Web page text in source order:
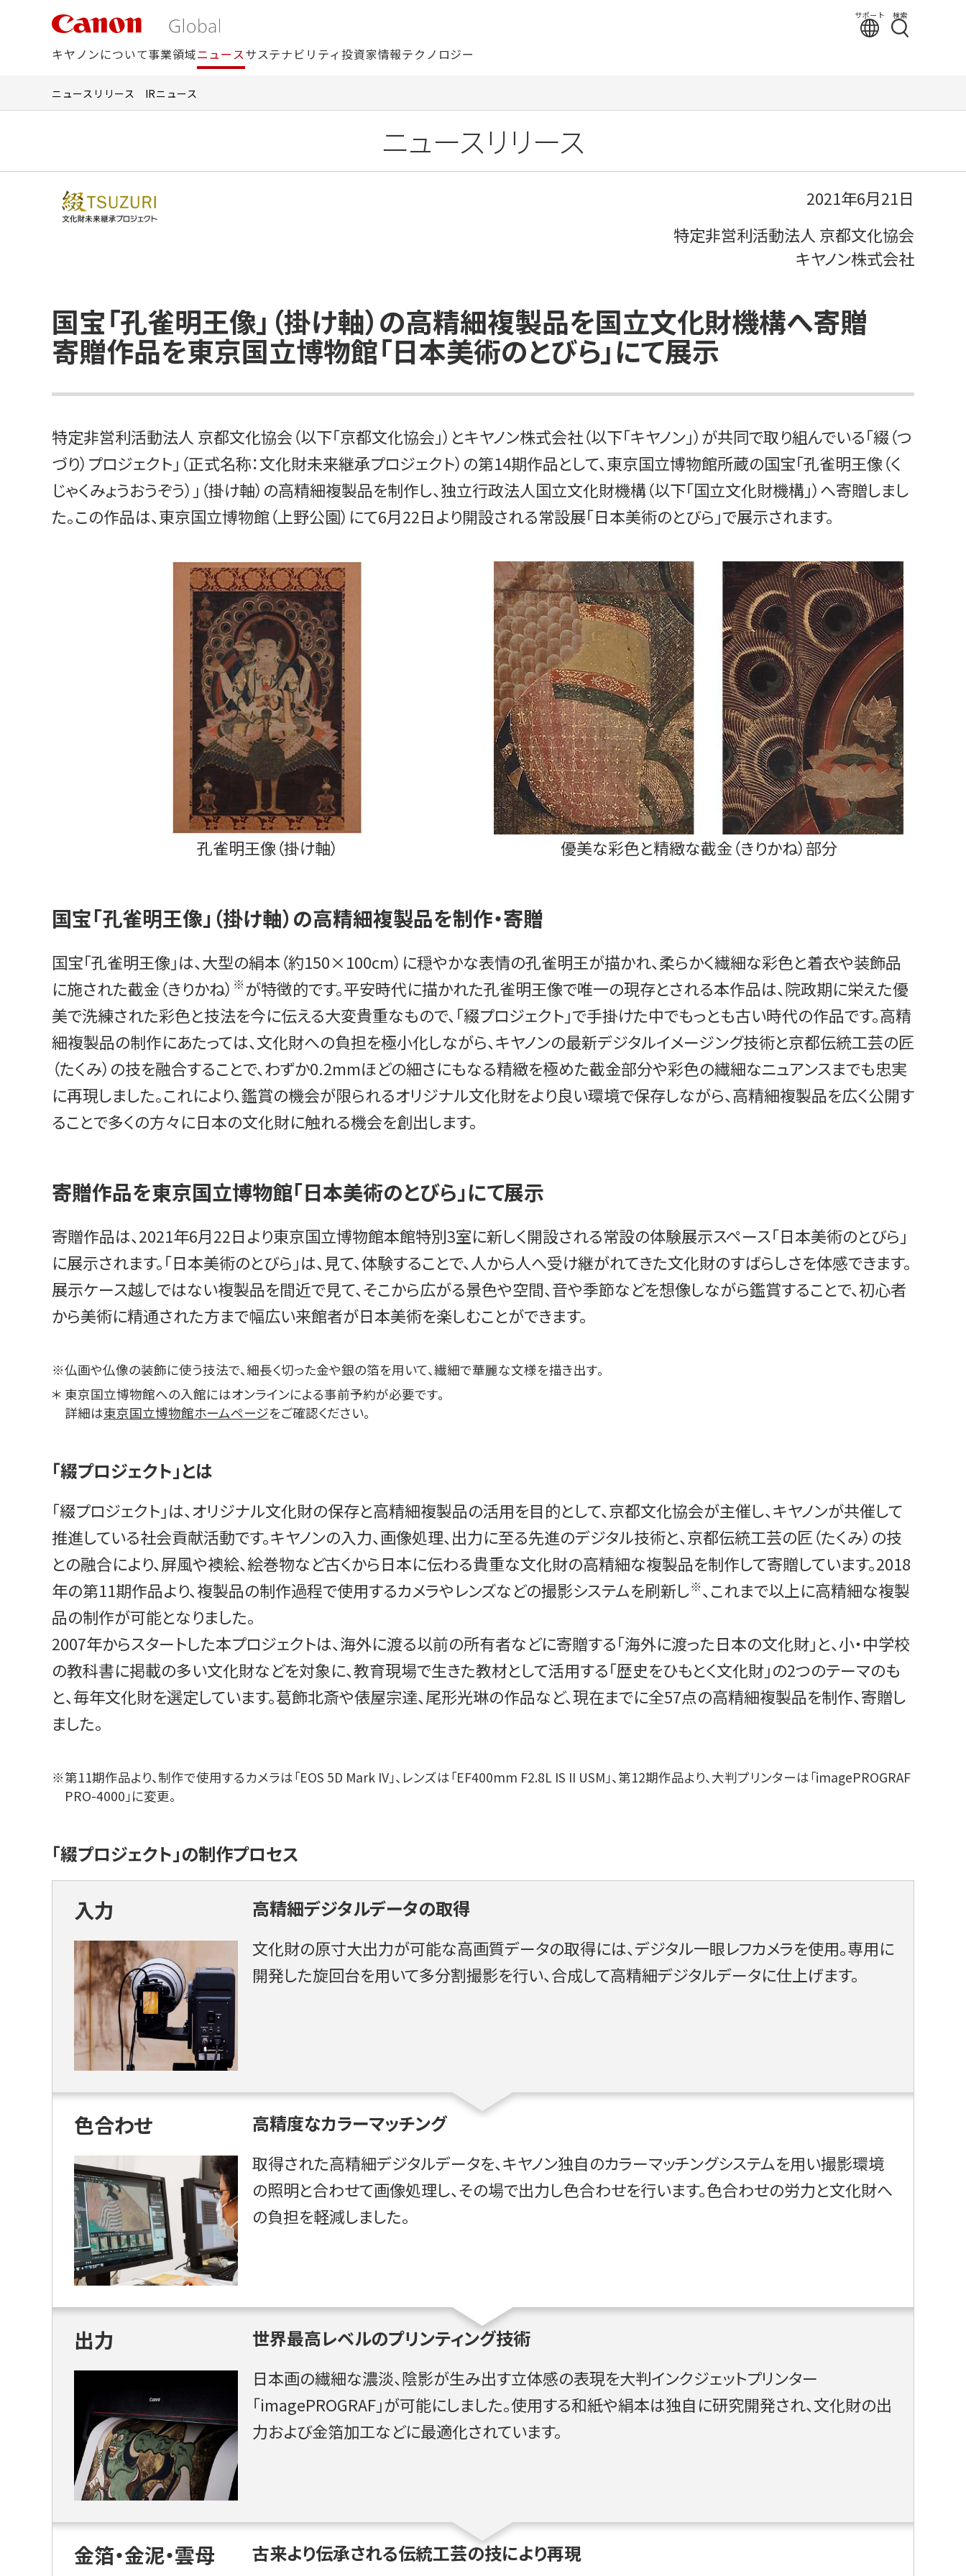
本
サポート 検索
キヤノンについて事業領域ニュースサステナビリティ投資家情報テクノロジー
ニュースリリース IRニュース
ニュースリリース
2021年6月21日
特定非営利活動法人 京都文化協会
キヤノン株式会社
国宝「孔雀明王像」（掛け軸）の高精細複製品を国立文化財機構へ寄贈
寄贈作品を東京国立博物館「日本美術のとびら」にて展示
特定非営利活動法人 京都文化協会（以下「京都文化協会」）とキヤノン株式会社（以下「キヤノン」）が共同で取り組んでいる「綴（つ
づり）プロジェクト」（正式名称：文化財未来継承プロジェクト）の第14期作品として、東京国立博物館所蔵の国宝「孔雀明王像（く
じゃくみょうおうぞう）」（掛け軸）の高精細複製品を制作し、独立行政法人国立文化財機構（以下「国立文化財機構」）へ寄贈しまし
た。この作品は、東京国立博物館（上野公園）にて6月22日より開設される常設展「日本美術のとびら」で展示されます。
孔雀明王像（掛け軸） 優美な彩色と精緻な截金（きりかね）部分
国宝「孔雀明王像」（掛け軸）の高精細複製品を制作・寄贈
国宝「孔雀明王像」は、大型の絹本（約150×100cm）に穏やかな表情の孔雀明王が描かれ、柔らかく繊細な彩色と着衣や装飾品
に施された截金（きりかね） ※が特徴的です。平安時代に描かれた孔雀明王像で唯一の現存とされる本作品は、院政期に栄えた優
美で洗練された彩色と技法を今に伝える大変貴重なもので、「綴プロジェクト」で手掛けた中でもっとも古い時代の作品です。高精
細複製品の制作にあたっては、文化財への負担を極小化しながら、キヤノンの最新デジタルイメージング技術と京都伝統工芸の匠
（たくみ）の技を融合することで、わずか0.2mmほどの細さにもなる精緻を極めた截金部分や彩色の繊細なニュアンスまでも忠実
に再現しました。これにより、鑑賞の機会が限られるオリジナル文化財をより良い環境で保存しながら、高精細複製品を広く公開す
ることで多くの方々に日本の文化財に触れる機会を創出します。
寄贈作品を東京国立博物館「日本美術のとびら」にて展示
寄贈作品は、2021年6月22日より東京国立博物館本館特別3室に新しく開設される常設の体験展示スペース「日本美術のとびら」
に展示されます。「日本美術のとびら」は、見て、体験することで、人から人へ受け継がれてきた文化財のすばらしさを体感できます。
展示ケース越しではない複製品を間近で見て、そこから広がる景色や空間、音や季節などを想像しながら鑑賞することで、初心者
から美術に精通された方まで幅広い来館者が日本美術を楽しむことができます。
※仏画や仏像の装飾に使う技法で、細長く切った金や銀の箔を用いて、繊細で華麗な文様を描き出す。
＊ 東京国立博物館への入館にはオンラインによる事前予約が必要です。
詳細は東京国立博物館ホームページをご確認ください。
「綴プロジェクト」とは
「綴プロジェクト」は、オリジナル文化財の保存と高精細複製品の活用を目的として、京都文化協会が主催し、キヤノンが共催して
推進している社会貢献活動です。キヤノンの入力、画像処理、出力に至る先進のデジタル技術と、京都伝統工芸の匠（たくみ）の技
との融合により、屏風や襖絵、絵巻物など古くから日本に伝わる貴重な文化財の高精細な複製品を制作して寄贈しています。2018
年の第11期作品より、複製品の制作過程で使用するカメラやレンズなどの撮影システムを刷新し※、これまで以上に高精細な複製
品の制作が可能となりました。
2007年からスタートした本プロジェクトは、海外に渡る以前の所有者などに寄贈する｢海外に渡った日本の文化財｣と、小・中学校
の教科書に掲載の多い文化財などを対象に、教育現場で生きた教材として活用する｢歴史をひもとく文化財｣の2つのテーマのも
と、毎年文化財を選定しています。葛飾北斎や俵屋宗達、尾形光琳の作品など、現在までに全57点の高精細複製品を制作、寄贈し
ました。
※第11期作品より、制作で使用するカメラは「EOS 5D Mark IV」、レンズは「EF400mm F2.8L IS II USM」、第12期作品より、大判プリンターは「imagePROGRAF
PRO-4000」に変更。
「綴プロジェクト」の制作プロセス
入力 高精細デジタルデータの取得
文化財の原寸大出力が可能な高画質データの取得には、デジタル一眼レフカメラを使用。専用に
開発した旋回台を用いて多分割撮影を行い、合成して高精細デジタルデータに仕上げます。
色合わせ 高精度なカラーマッチング
取得された高精細デジタルデータを、キヤノン独自のカラーマッチングシステムを用い撮影環境
の照明と合わせて画像処理し、その場で出力し色合わせを行います。色合わせの労力と文化財へ
の負担を軽減しました。
出力 世界最高レベルのプリンティング技術
日本画の繊細な濃淡、陰影が生み出す立体感の表現を大判インクジェットプリンター
「imagePROGRAF」が可能にしました。使用する和紙や絹本は独自に研究開発され、文化財の出
力および金箔加工などに最適化されています。
金箔・金泥・雲母 古来より伝承される伝統工芸の技により再現